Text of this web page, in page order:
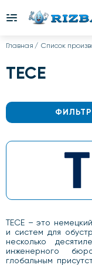
Главная Список
TECE
TECE – это
и систем для
несколько
инженерного
глобальным